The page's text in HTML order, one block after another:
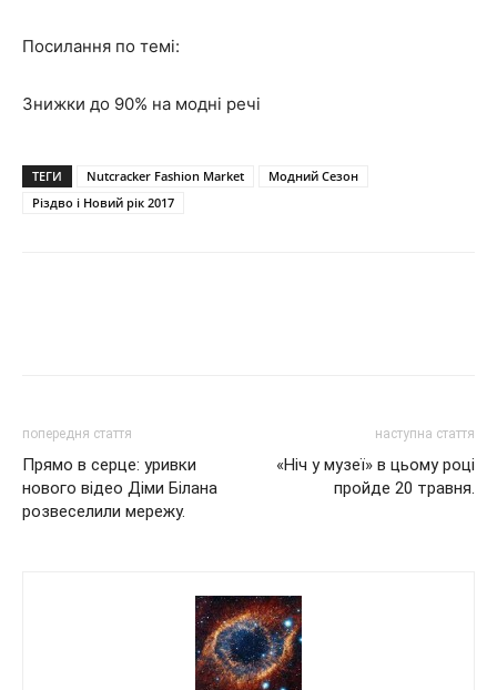
Посилання по темі:
Знижки до 90% на модні речі
ТЕГИ Nutcracker Fashion Market
Модний Сезон
Різдво і Новий рік 2017
попередня стаття
Прямо в серце: уривки
нового відео Діми Білана
розвеселили мережу.
наступна стаття
«Ніч у музеї» в цьому році
пройде 20 травня.